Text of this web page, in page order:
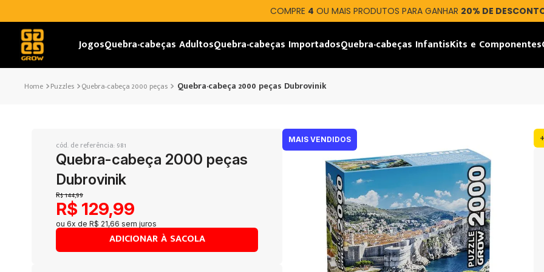
COMPRE 4 OU MAIS PRODUTOS PARA GANHAR 20% DE
JogosQuebra-cabeças AdultosQuebra-cabeças ImportadosQuebra-cabeças InfantisKits e Componentes
Puzzles Quebra-cabeça 2000 peças Quebra-cabeça 2000 peças Dubrovinik
MAIS VENDIDOS
cód. de referência: 981
Quebra-cabeça 2000 peças
Dubrovinik
R$144,99
R$ 129,99
ou 6x de R$ 21,66 sem juros
ADICIONAR À SACOLA